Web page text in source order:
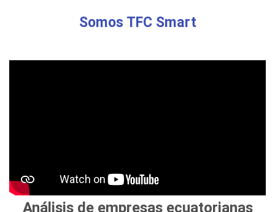
Somos TFC Smart
Análisis de empresas ecuatorianas